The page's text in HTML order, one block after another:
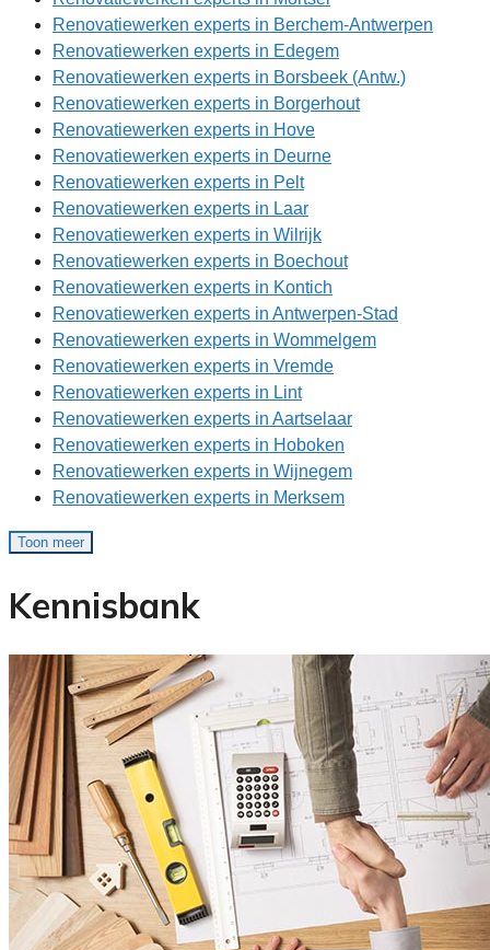
Renovatiewerken experts in Berchem-Antwerpen
Renovatiewerken experts in Edegem
Renovatiewerken experts in Borsbeek (Antw.)
Renovatiewerken experts in Borgerhout
Renovatiewerken experts in Hove
Renovatiewerken experts in Deurne
Renovatiewerken experts in Pelt
Renovatiewerken experts in Laar
Renovatiewerken experts in Wilrijk
Renovatiewerken experts in Boechout
Renovatiewerken experts in Kontich
Renovatiewerken experts in Antwerpen-Stad
Renovatiewerken experts in Wommelgem
Renovatiewerken experts in Vremde
Renovatiewerken experts in Lint
Renovatiewerken experts in Aartselaar
Renovatiewerken experts in Hoboken
Renovatiewerken experts in Wijnegem
Renovatiewerken experts in Merksem
Toon meer
Kennisbank